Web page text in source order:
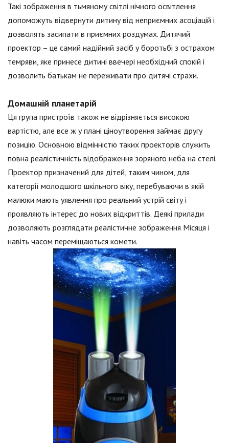
Такі зображення в тьмяному світлі нічного освітлення
допоможуть відвернути дитину від неприємних асоціацій і
дозволять засипати в приємних роздумах. Дитячий
проектор – це самий надійний засіб у боротьбі з острахом
темряви, яке принесе дитині ввечері необхідний спокій і
дозволить батькам не переживати про дитячі страхи.
Домашній планетарій
Ця група пристроїв також не відрізняється високою
вартістю, але все ж у плані ціноутворення займає другу
позицію. Основною відмінністю таких проекторів служить
повна реалістичність відображення зоряного неба на стелі.
Проектор призначений для дітей, таким чином, для
категорії молодшого шкільного віку, перебуваючи в якій
малюки мають уявлення про реальний устрій світу і
проявляють інтерес до нових відкриттів. Деякі прилади
дозволяють розглядати реалістичне зображення Місяця і
навіть часом переміщаються комети.